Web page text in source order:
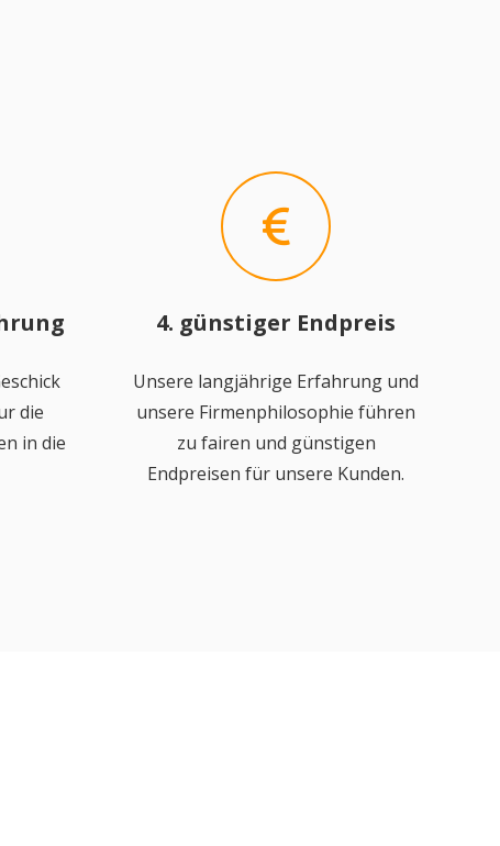
die
in die
4. günstiger Endpreis
Unsere langjährige Erfahrung und
unsere Firmenphilosophie führen
zu fairen und günstigen
Endpreisen für unsere Kunden.